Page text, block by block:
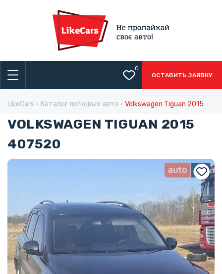
0
ОСТАВИТЬ ЗАЯВКУ
LikeCars Каталог легковых авто Volkswagen Tiguan 2015
VOLKSWAGEN TIGUAN 2015
407520